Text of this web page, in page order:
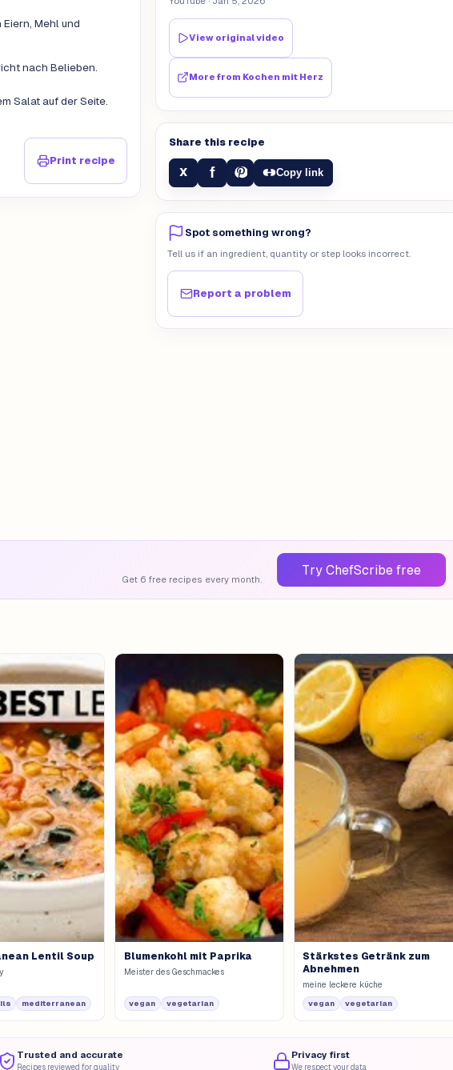
Mehl und
nach Belieben.
Salat auf der Seite.
Print recipe
View original video
More from Kochen mit Herz
Share this recipe
X f Copy link
Spot something wrong?
Tell us if an ingredient, quantity or step looks incorrect.
Report a problem
Get 6 free recipes every month.
Try ChefScribe free
Lentil Soup
mediterranean
Blumenkohl mit Paprika
Meister des Geschmackes
vegan vegetarian
Stärkstes Getränk zum
Abnehmen
meine leckere küche
vegan vegetarian
Trusted and accurate
Recipes reviewed for quality
Privacy first
We respect your data